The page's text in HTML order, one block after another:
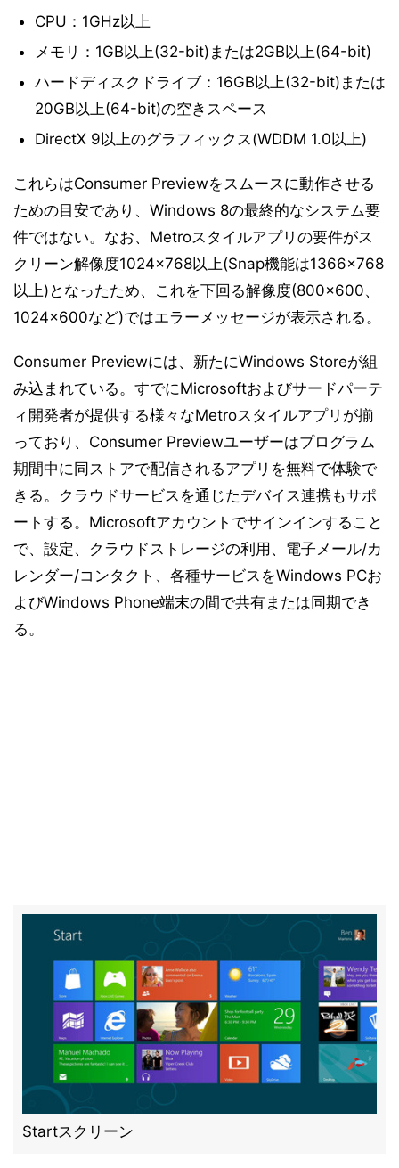
CPU：1GHz以上
メモリ：1GB以上(32-bit)または2GB以上(64-bit)
ハードディスクドライブ：16GB以上(32-bit)または
20GB以上(64-bit)の空きスペース
DirectX 9以上のグラフィックス(WDDM 1.0以上)
これらはConsumer Previewをスムースに動作させる
ための目安であり、Windows 8の最終的なシステム要
件ではない。なお、Metroスタイルアプリの要件がス
クリーン解像度1024×768以上(Snap機能は1366×768
以上)となったため、これを下回る解像度(800×600、
1024×600など)ではエラーメッセージが表示される。
Consumer Previewには、新たにWindows Storeが組
み込まれている。すでにMicrosoftおよびサードパーテ
ィ開発者が提供する様々なMetroスタイルアプリが揃
っており、Consumer Previewユーザーはプログラム
期間中に同ストアで配信されるアプリを無料で体験で
きる。クラウドサービスを通じたデバイス連携もサポ
ートする。Microsoftアカウントでサインインすること
で、設定、クラウドストレージの利用、電子メール/カ
レンダー/コンタクト、各種サービスをWindows PCお
よびWindows Phone端末の間で共有または同期でき
る。
Startスクリーン